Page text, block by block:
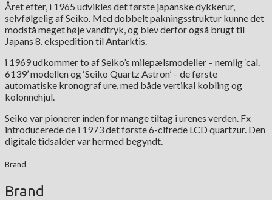
Året efter, i 1965 udvikles det første japanske dykkerur,
selvfølgelig af Seiko. Med dobbelt pakningsstruktur kunne det
modstå meget høje vandtryk, og blev derfor også brugt til
Japans 8. ekspedition til Antarktis.
i 1969 udkommer to af Seiko’s milepælsmodeller – nemlig ‘cal.
6139’ modellen og ‘Seiko Quartz Astron’ – de første
automatiske kronograf ure, med både vertikal kobling og
kolonnehjul.
Seiko var pionerer inden for mange tiltag i urenes verden. Fx
introducerede de i 1973 det første 6-cifrede LCD quartzur. Den
digitale tidsalder var hermed begyndt.
Brand
Brand